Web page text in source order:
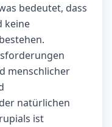
bedeutet, dass
keine
menschlicher
natürlichen
ist